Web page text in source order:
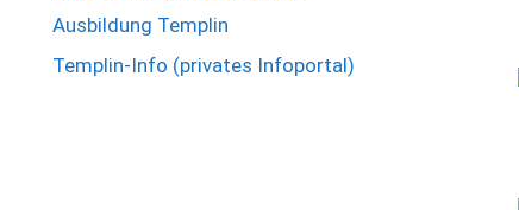
Ausbildung Templin
Templin-Info (privates Infoportal)